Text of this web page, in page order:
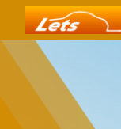
お問合
STOCK
インス